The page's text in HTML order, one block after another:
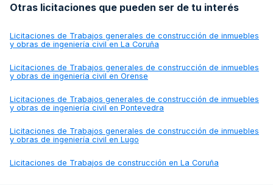
Otras licitaciones que pueden ser de tu interés
Licitaciones de Trabajos generales de construcción de inmuebles
y obras de ingeniería civil en La Coruña
Licitaciones de Trabajos generales de construcción de inmuebles
y obras de ingeniería civil en Orense
Licitaciones de Trabajos generales de construcción de inmuebles
y obras de ingeniería civil en Pontevedra
Licitaciones de Trabajos generales de construcción de inmuebles
y obras de ingeniería civil en Lugo
Licitaciones de Trabajos de construcción en La Coruña